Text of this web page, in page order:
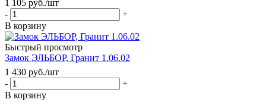
1 105 руб./шт
-
+
В корзину
Быстрый просмотр
Замок ЭЛЬБОР, Гранит 1.06.02
1 430 руб./шт
-
+
В корзину